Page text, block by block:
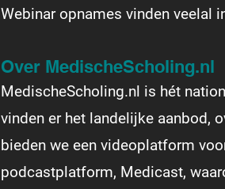
Webinar opnames vinden veelal
Over MedischeScholing.nl
MedischeScholing.nl is hét
vinden er het landelijke aanbod,
bieden we een videoplatform
podcastplatform, Medicast,